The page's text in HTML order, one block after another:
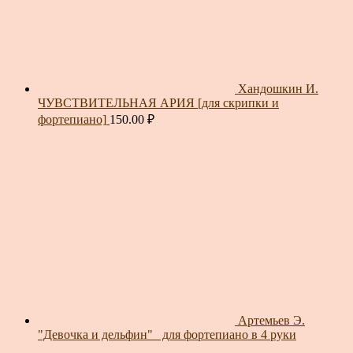
Хандошкин И.
ЧУВСТВИТЕЛЬНАЯ АРИЯ [для скрипки и
фортепиано] 150.00 ₽
Артемьев Э.
"Девочка и дельфин"_ для фортепиано в 4 руки